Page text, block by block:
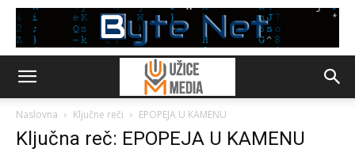
Naslovna Ključne reči EPOPEJA U KAMENU
Ključna reč: EPOPEJA U KAMENU